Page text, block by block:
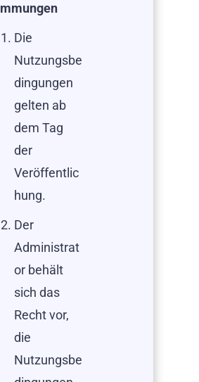
mmungen
Die
Nutzungsbe
dingungen
gelten ab
dem Tag
der
Veröffentlic
hung.
Der
Administrat
or behält
sich das
Recht vor,
die
Nutzungsbe